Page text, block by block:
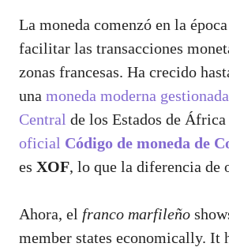
La moneda comenzó en la
facilitar las transacciones
zonas francesas. Ha crecido
una moneda moderna
Central de los Estados de
oficial Código de moneda de
es XOF, lo que la diferencia de
Ahora, el franco marfileño
member states economically. It